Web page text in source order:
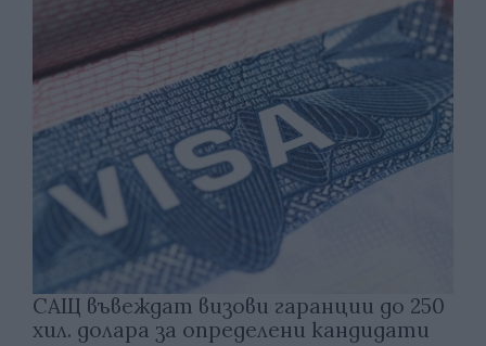
САЩ въвеждат визови гаранции до 250
хил. долара за определени кандидати